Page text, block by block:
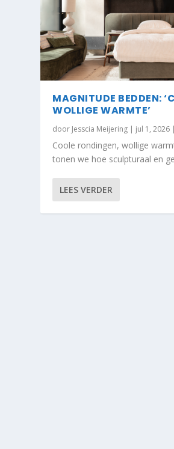
MAGNITUDE BEDDEN:
WOLLIGE WARMTE’
door Jesscia Meijering | jul 1, 2026 |
Coole rondingen, wollige
tonen we hoe sculpturaal en
LEES VERDER